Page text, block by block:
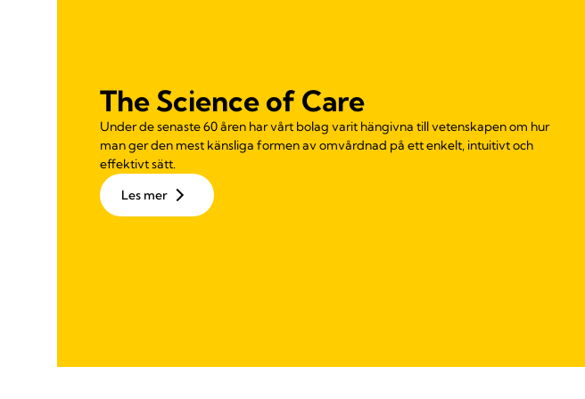
The Science of Care
Under de senaste 60 åren har vårt bolag varit hängivna till vetenskapen om hur
man ger den mest känsliga formen av omvårdnad på ett enkelt, intuitivt och
effektivt sätt.
Les mer